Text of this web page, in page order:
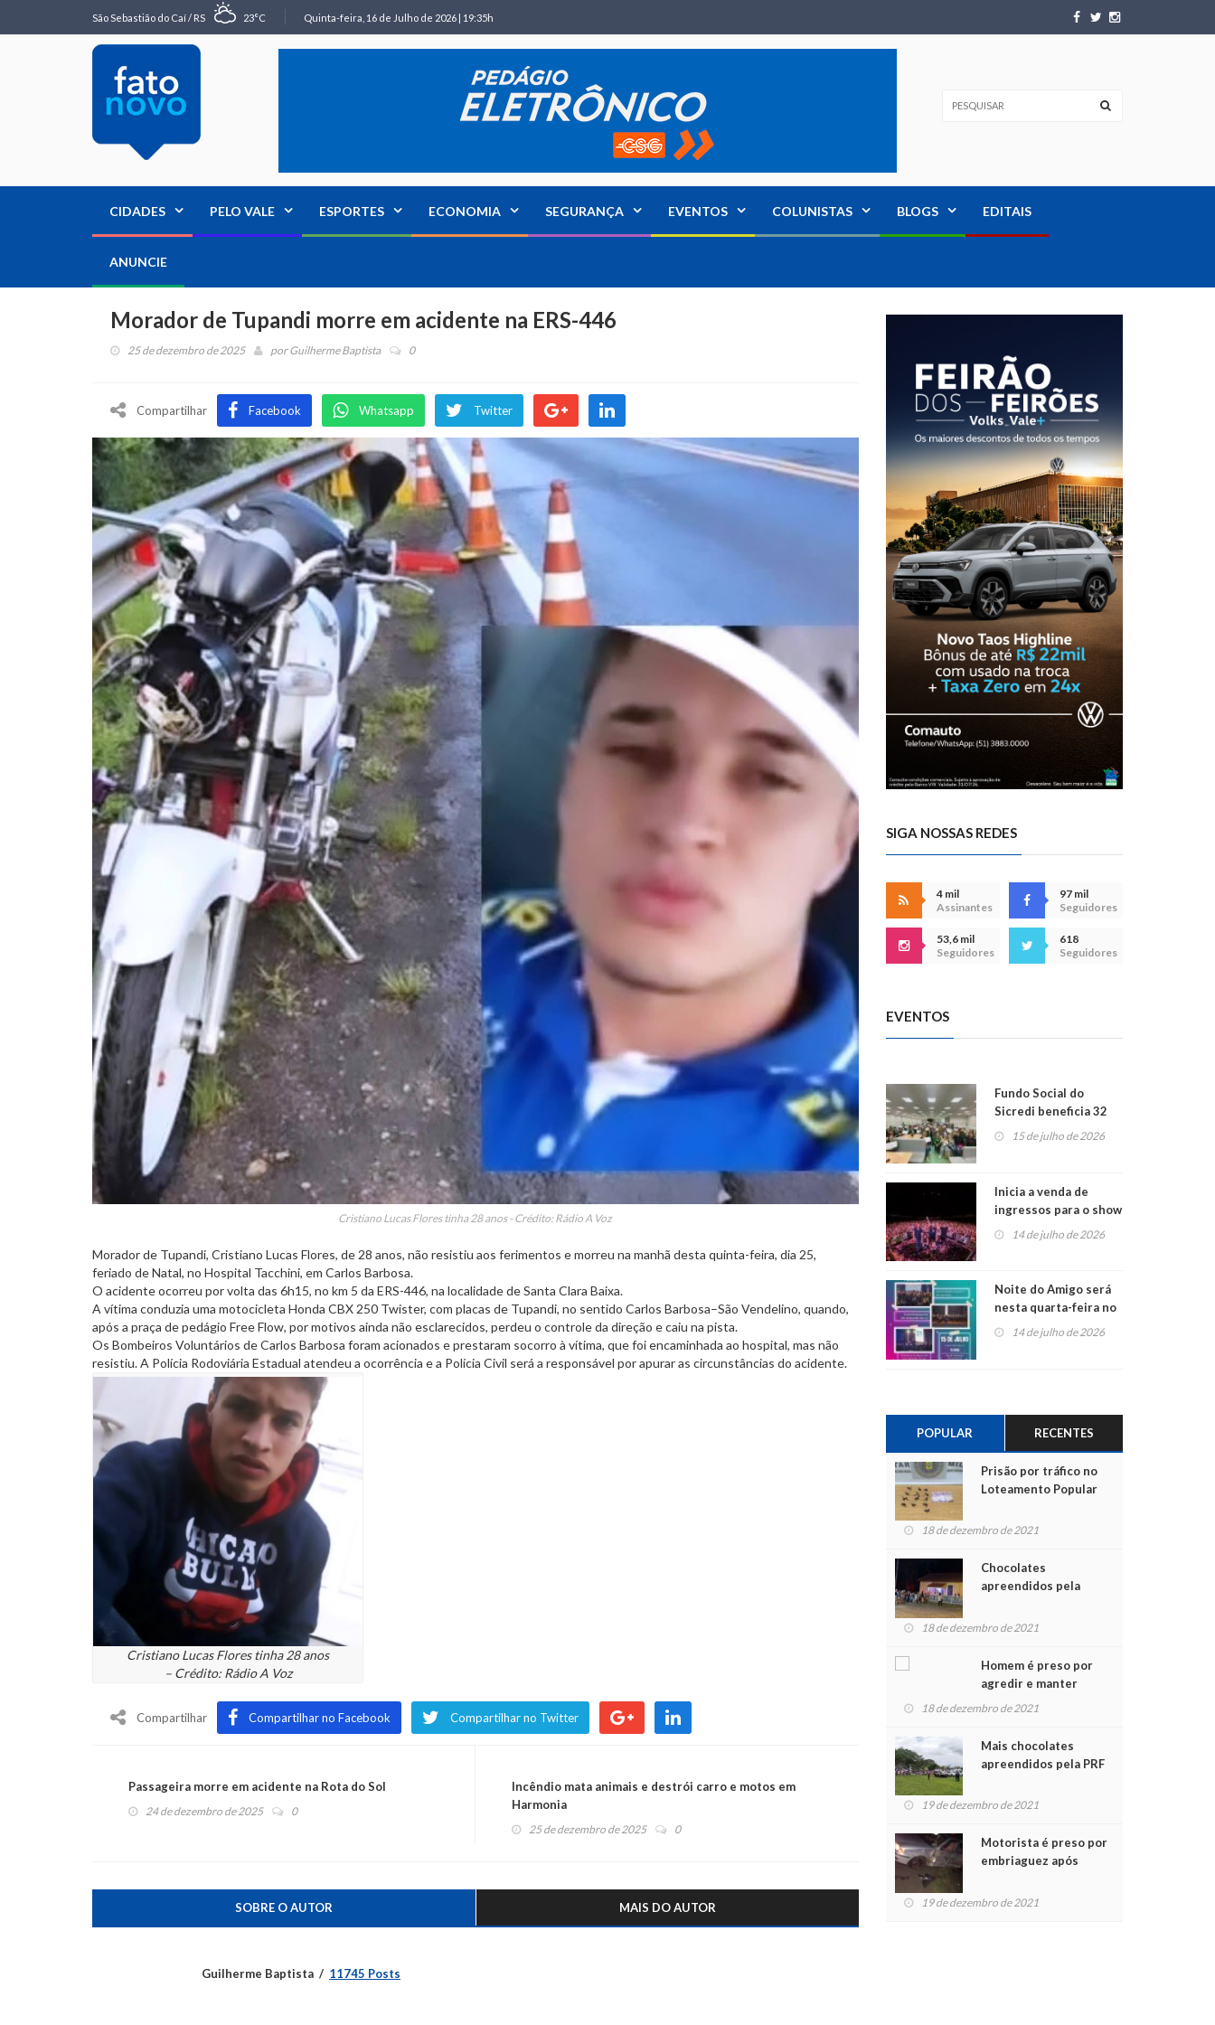
São Sebastião do Caí / RS 23°C Quinta-feira, 16 de Julho de 2026 | 19:35h
CIDADES PELO VALE ESPORTES ECONOMIA SEGURANÇA EVENTOS COLUNISTAS BLOGS EDITAIS
ANUNCIE
Morador de Tupandi morre em acidente na ERS-446
25 de dezembro de 2025 porGuilherme Baptista 0
Compartilhar Facebook Whatsapp Twitter
Cristiano Lucas Flores tinha 28 anos - Crédito: Rádio A Voz
Morador de Tupandi, Cristiano Lucas Flores, de 28 anos, não resistiu aos ferimentos e morreu na manhã desta quinta-feira, dia 25,
feriado de Natal, no Hospital Tacchini, em Carlos Barbosa.
O acidente ocorreu por volta das 6h15, no km 5 da ERS-446, na localidade de Santa Clara Baixa.
A vítima conduzia uma motocicleta Honda CBX 250 Twister, com placas de Tupandi, no sentido Carlos Barbosa–São Vendelino, quando,
após a praça de pedágio Free Flow, por motivos ainda não esclarecidos, perdeu o controle da direção e caiu na pista.
Os Bombeiros Voluntários de Carlos Barbosa foram acionados e prestaram socorro à vítima, que foi encaminhada ao hospital, mas não
resistiu. A Polícia Rodoviária Estadual atendeu a ocorrência e a Polícia Civil será a responsável por apurar as circunstâncias do acidente.
Cristiano Lucas Flores tinha 28 anos
– Crédito: Rádio A Voz
Compartilhar Compartilhar no Facebook Compartilhar no Twitter
Passageira morre em acidente na Rota do Sol
24 de dezembro de 2025 0
Incêndio mata animais e destrói carro e motos em
Harmonia
25 de dezembro de 2025 0
SOBRE O AUTOR MAIS DO AUTOR
Guilherme Baptista 11745 Posts
SIGA NOSSAS REDES
4 mil
Assinantes
97 mil
Seguidores
53,6 mil
Seguidores
618
Seguidores
EVENTOS
Fundo Social do
Sicredi beneficia 32
projetos em
15 de julho de 2026
Inicia a venda de
ingressos para o show
do Jota Quest nos 45
anos da Sicredi Ouro
14 de julho de 2026
Noite do Amigo será
nesta quarta-feira no
Centro de Cultura de
14 de julho de 2026
POPULAR RECENTES
Prisão por tráfico no
Loteamento Popular
18 de dezembro de 2021
Chocolates
apreendidos pela
para crianças na
18 de dezembro de 2021
Homem é preso por
agredir e manter
mulher em cárcere
18 de dezembro de 2021
Mais chocolates
apreendidos pela PRF
crianças no Natal
19 de dezembro de 2021
Motorista é preso por
embriaguez após
feridos
19 de dezembro de 2021